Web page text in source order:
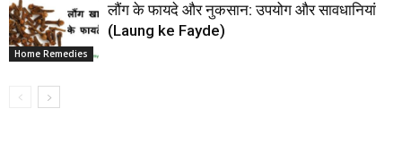
Home Remedies
लौंग के फायदे और नुकसान: उपयोग और सावधानियां
(Laung ke Fayde)